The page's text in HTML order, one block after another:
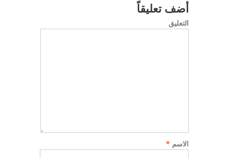
أضف تعليقاً
التعليق
الاسم *